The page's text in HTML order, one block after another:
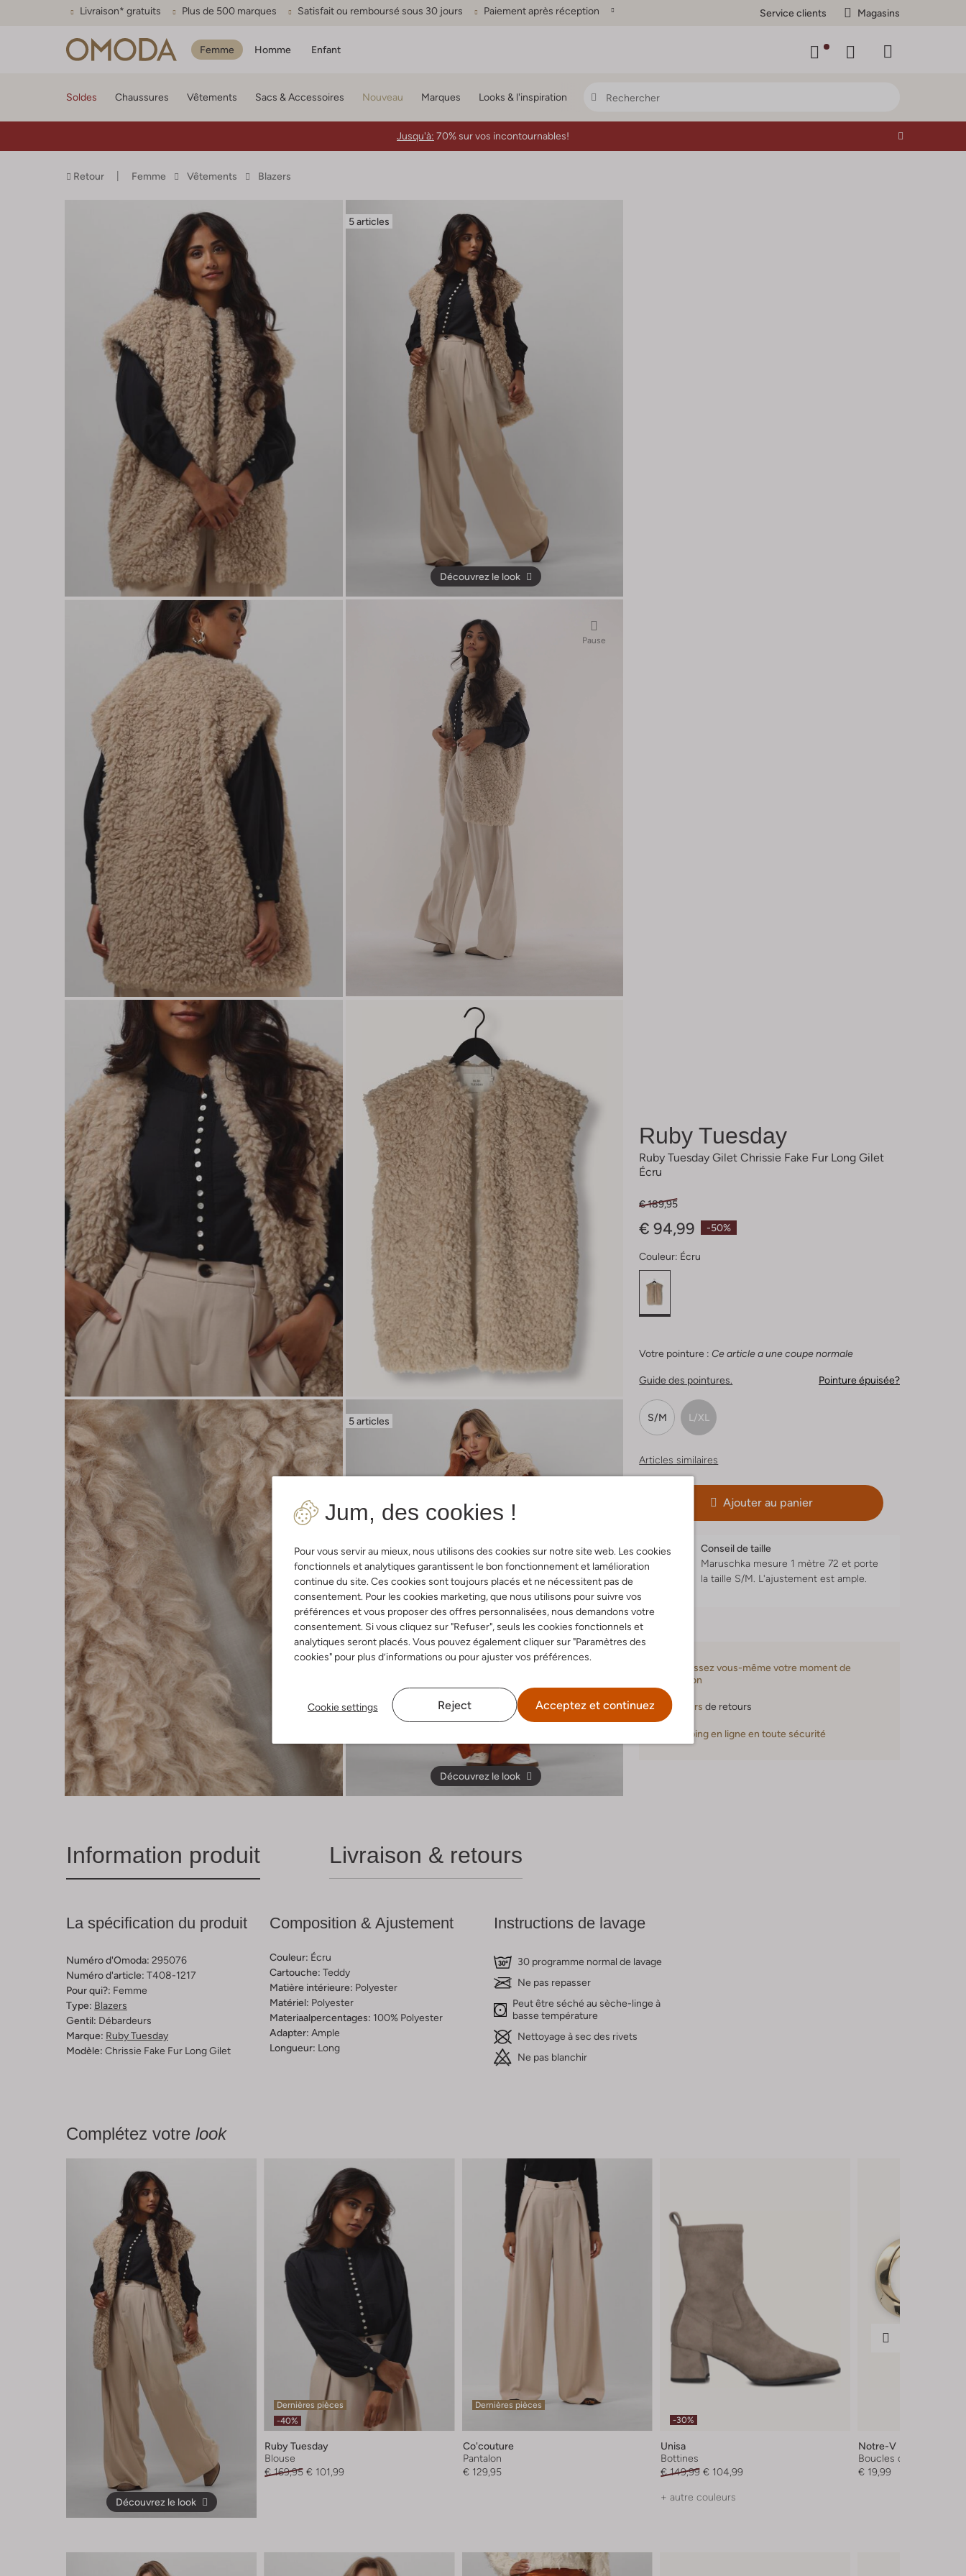
Livraison* gratuits Plus de 500 marques Satisfait ou remboursé sous 30 jours Paiement après réception Service clients Magasins
Femme Homme Enfant
Jum, des cookies !
Pour vous servir au mieux, nous utilisons des cookies sur notre site web. Les cookies
fonctionnels et analytiques garantissent le bon fonctionnement et lamélioration
continue du site. Ces cookies sont toujours placés et ne nécessitent pas de
consentement. Pour les cookies marketing, que nous utilisons pour suivre vos
préférences et vous proposer des offres personnalisées, nous demandons votre
consentement. Si vous cliquez sur "Refuser", seuls les cookies fonctionnels et
analytiques seront placés. Vous pouvez également cliquer sur "Paramètres des
cookies" pour plus d’informations ou pour ajuster vos préférences.
Cookie settings Reject Acceptez et continuez
Soldes Chaussures Vêtements Sacs & Accessoires Nouveau Marques Looks & l'inspiration
Jusqu'à: 70% sur vos incontournables!
Retour Femme Vêtements Blazers
5 articles
Découvrez le look
Pause
5 articles
Découvrez le look
Ruby Tuesday
Ruby Tuesday Gilet Chrissie Fake Fur Long Gilet
Écru
-50%
€ 189,95
€ 94,99
Couleur: Écru
Votre pointure : Ce article a une coupe normale
Guide des pointures. Pointure épuisée?
S/M L/XL
Articles similaires
Ajouter au panier
Conseil de taille
Maruschka mesure 1 mètre 72 et porte
la taille S/M. L'ajustement estample.
Choisissez vous-même votre moment de
livraison
30 jours de retours
Shopping en ligne en toute sécurité
Information produit Livraison & retours
La spécification du produit
Numéro d'Omoda: 295076
Numéro d'article: T408-1217
Pour qui?: Femme
Type: Blazers
Gentil: Débardeurs
Marque: Ruby Tuesday
Modèle: Chrissie Fake Fur Long Gilet
Composition & Ajustement
Couleur: Écru
Cartouche: Teddy
Matière intérieure: Polyester
Matériel: Polyester
Materiaalpercentages: 100% Polyester
Adapter: Ample
Longueur: Long
Instructions de lavage
30 programme normal de lavage
Ne pas repasser
Peut être séché au sèche-linge à
basse température
Nettoyage à sec des rivets
Ne pas blanchir
Complétez votre look
Découvrez le look
Dernières pièces
-40%
Ruby Tuesday
Blouse
€ 169,95 € 101,99
Dernières pièces
Co'couture
Pantalon
€ 129,95
-30%
Unisa
Bottines
€ 149,99 € 104,99
+ autre couleurs
Notre-V
Boucles d'oreilles
€ 19,99